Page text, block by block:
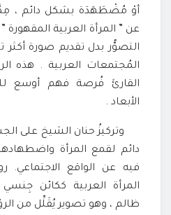
أوْ مُضْطَهَدَة بشكل دائم ،
عن ” المرأة العربية
التصوُّر بدل تقديم صورة أكثر
المُجتمعات العربية . هذه
القارئَ فُرصة فهم أوسع
الأبعاد .
وتركيزُ حنان الشيخ على
دائم لقمع المرأة
فيه عن الواقع الاجتماعي.
المرأة العربية ككائن
ظالم ، وهو تصوير يُقَلِّل من